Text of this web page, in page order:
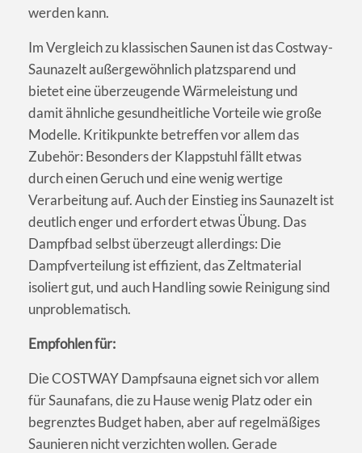
werden kann.
Im Vergleich zu klassischen Saunen ist das Costway-
Saunazelt außergewöhnlich platzsparend und
bietet eine überzeugende Wärmeleistung und
damit ähnliche gesundheitliche Vorteile wie große
Modelle. Kritikpunkte betreffen vor allem das
Zubehör: Besonders der Klappstuhl fällt etwas
durch einen Geruch und eine wenig wertige
Verarbeitung auf. Auch der Einstieg ins Saunazelt ist
deutlich enger und erfordert etwas Übung. Das
Dampfbad selbst überzeugt allerdings: Die
Dampfverteilung ist effizient, das Zeltmaterial
isoliert gut, und auch Handling sowie Reinigung sind
unproblematisch.
Empfohlen für:
Die COSTWAY Dampfsauna eignet sich vor allem
für Saunafans, die zu Hause wenig Platz oder ein
begrenztes Budget haben, aber auf regelmäßiges
Saunieren nicht verzichten wollen. Gerade